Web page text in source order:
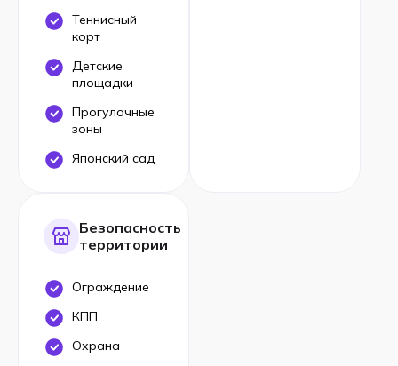
Теннисный
корт
Детские
площадки
Прогулочные
зоны
Японский сад
Безопасность
территории
Ограждение
КПП
Охрана